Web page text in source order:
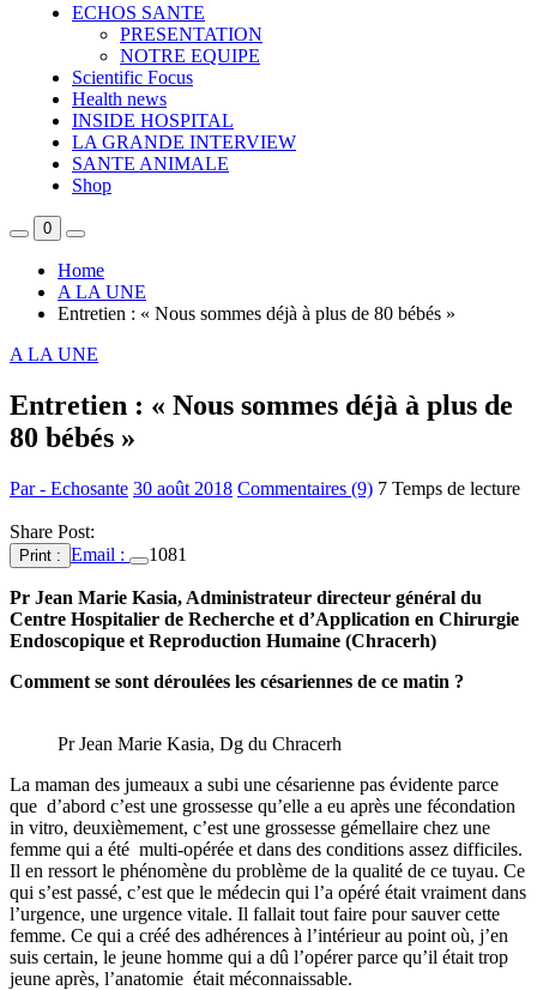
ECHOS SANTE
PRESENTATION
NOTRE EQUIPE
Scientific Focus
Health news
INSIDE HOSPITAL
LA GRANDE INTERVIEW
SANTE ANIMALE
Shop
0
Home
A LA UNE
Entretien : « Nous sommes déjà à plus de 80 bébés »
A LA UNE
Entretien : « Nous sommes déjà à plus de
80 bébés »
Par - Echosante 30 août 2018 Commentaires (9) 7 Temps de lecture
Share Post:
Print : Email : 1081
Pr Jean Marie Kasia, Administrateur directeur général du
Centre Hospitalier de Recherche et d’Application en Chirurgie
Endoscopique et Reproduction Humaine (Chracerh)
Comment se sont déroulées les césariennes de ce matin ?
Pr Jean Marie Kasia, Dg du Chracerh
La maman des jumeaux a subi une césarienne pas évidente parce
que d’abord c’est une grossesse qu’elle a eu après une fécondation
in vitro, deuxièmement, c’est une grossesse gémellaire chez une
femme qui a été multi-opérée et dans des conditions assez difficiles.
Il en ressort le phénomène du problème de la qualité de ce tuyau. Ce
qui s’est passé, c’est que le médecin qui l’a opéré était vraiment dans
l’urgence, une urgence vitale. Il fallait tout faire pour sauver cette
femme. Ce qui a créé des adhérences à l’intérieur au point où, j’en
suis certain, le jeune homme qui a dû l’opérer parce qu’il était trop
jeune après, l’anatomie était méconnaissable.